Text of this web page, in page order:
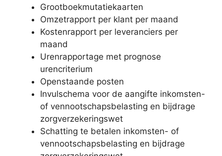
Grootboekmutatiekaarten
Omzetrapport per klant per maand
Kostenrapport per leveranciers per
maand
Urenrapportage met prognose
urencriterium
Openstaande posten
Invulschema voor de aangifte inkomsten-
of vennootschaps­belasting en bijdrage
zorgverzekeringswet
Schatting te betalen inkomsten- of
vennootschapsbelasting en bijdrage